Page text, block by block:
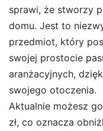
sprawi, że stworzy
domu. Jest to
przedmiot, który
swojej prostocie
aranżacyjnych,
swojego otoczenia.
Aktualnie możesz
zł, co oznacza